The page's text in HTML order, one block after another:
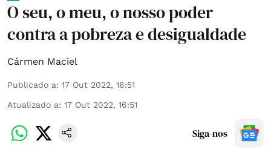
O seu, o meu, o nosso poder
contra a pobreza e desigualdade
Cármen Maciel
Publicado a: 17 Out 2022, 16:51
Atualizado a: 17 Out 2022, 16:51
Siga-nos